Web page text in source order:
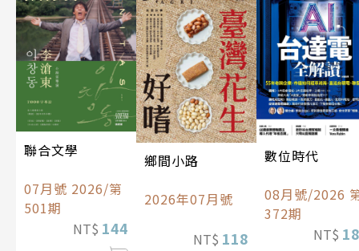
聯合文學
07月號 2026/第
501期
NT$ 144
鄉間小路
2026年07月號
NT$ 118
數位時代
08月號/2026
372期
NT$